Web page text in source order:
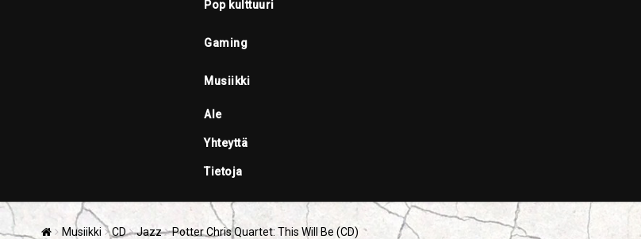
Pop kulttuuri
Gaming
Musiikki
Ale
Yhteyttä
Tietoja
Musiikki CD Jazz Potter Chris Quartet: This Will Be (CD)